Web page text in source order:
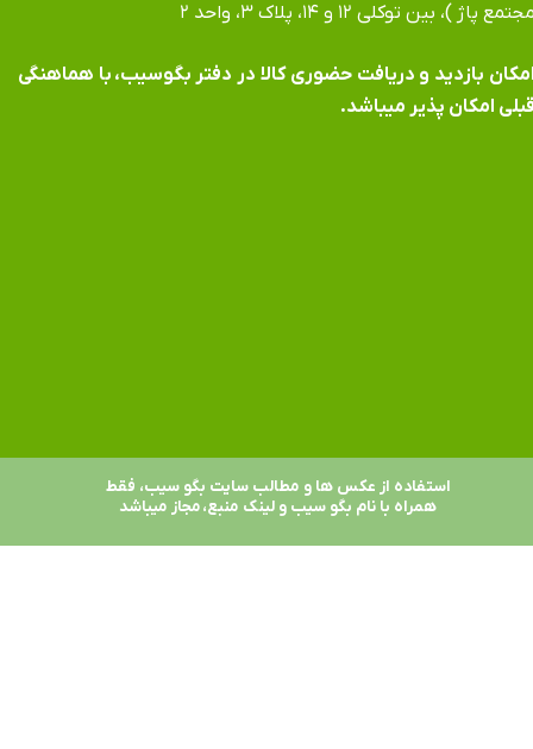
پاژ )، بین توکلی ۱۲ و ۱۴، پلاک ۳، واحد ۲
بازدید و دریافت حضوری کالا در دفتر بگوسیب، با هماهنگی
امکان پذیر میباشد.
استفاده از عکس ها و مطالب سایت بگو سیب، فقط
همراه با نام بگو سیب و لینک منبع، مجاز میباشد